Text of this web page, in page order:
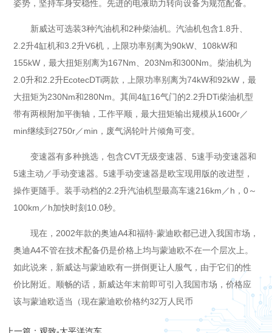
姿势，坚持车身安稳性。先进的电液助力转向设备为规范配备。
新威达可选装3种汽油机和2种柴油机。汽油机包含1.8升、
2.2升4缸机和3.2升V6机，上限功率别离为90kW、108kW和
155kW，最大扭矩别离为167Nm、203Nm和300Nm。柴油机为
2.0升和2.2升EcotecDTi两款，上限功率别离为74kW和92kW，最
大扭矩为230Nm和280Nm。其间4缸16气门的2.2升DTi柴油机型
带有两根附加平衡轴，工作平顺，最大扭矩输出规模从1600r／
min继续到2750r／min，废气涡轮叶片倾角可变。
变速器有多种挑选，包含CVT无级变速器、5速手动变速器和
5速主动／手动变速器。5速手动变速器是欧宝现用版的改进型，
操作更随手。装手动档的2.2升汽油机型最高车速216km／h，0～
100km／h加快时刻10.0秒。
现在，2002年款的奥迪A4和福特·蒙迪欧都已进入我国市场，
奥迪A4不管在技术配备仍是价格上均与蒙迪欧不在一个层次上。
如此说来，新威达与蒙迪欧有一拼倒更让人服气，由于它们的性
价比附近。顺畅的话，新威达年末前即可引入我国市场，价格应
该与蒙迪欧适当（现在蒙迪欧价格约32万人民币